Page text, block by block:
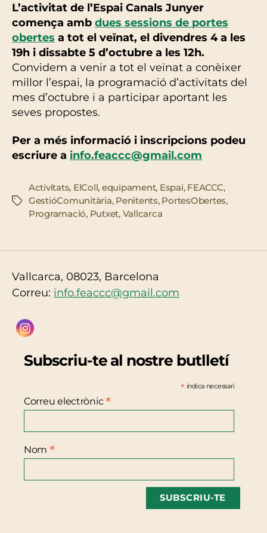
L’activitat de l’Espai Canals Junyer
comença amb dues sessions de portes
obertes a tot el veïnat, el divendres 4 a les
19h i dissabte 5 d’octubre a les 12h.
Convidem a venir a tot el veïnat a conèixer
millor l’espai, la programació d’activitats del
mes d’octubre i a participar aportant les
seves propostes.
Per a més informació i inscripcions podeu
escriure a info.feaccc@gmail.com
Etiquetes
Activitats, ElColl, equipament, Espai, FEACCC,
GestióComunitària, Penitents, PortesObertes,
Programació, Putxet, Vallcarca
Vallcarca, 08023, Barcelona
Correu: info.feaccc@gmail.com
Subscriu-te al nostre butlletí
* indica necessari
Correu electrònic*
Nom *